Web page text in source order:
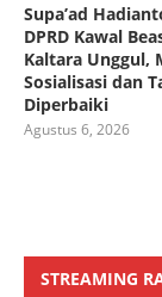
Supa’ad
DPRD Kawal
Kaltara Unggul,
Sosialisasi dan
Diperbaiki
Agustus 6, 2026
STREAMING